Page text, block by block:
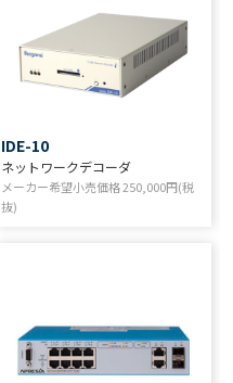
IDE-10
ネットワークデコーダ
メーカー希望小売価格250,000円(税
抜)